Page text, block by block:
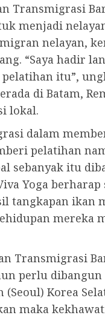
Transmigrasi
menjadi
nelayan,
“Saya hadir
itu”,
di Batam,
lokal.
dalam
pelatihan
sebanyak itu
Yoga
tangkapan ikan
mereka
Transmigrasi
perlu
Korea
maka